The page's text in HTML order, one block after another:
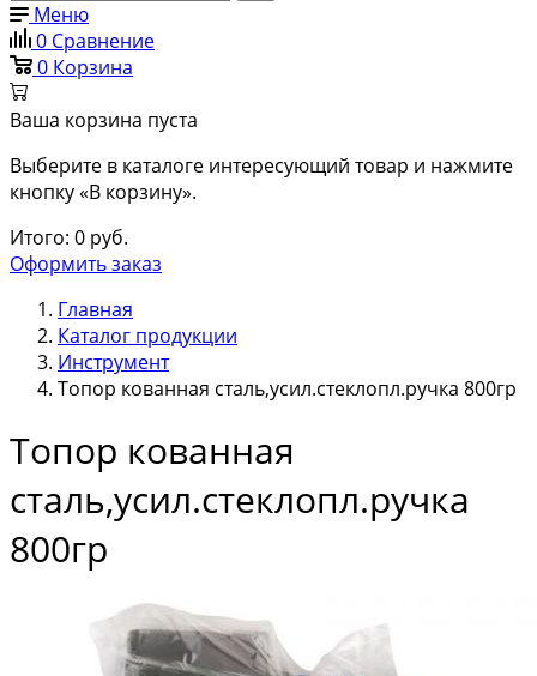
Меню
0 Сравнение
0 Корзина
Ваша корзина пуста
Выберите в каталоге интересующий товар и нажмите
кнопку «В корзину».
Итого: 0 руб.
Оформить заказ
Главная
Каталог продукции
Инструмент
Топор кованная сталь,усил.стеклопл.ручка 800гр
Топор кованная
сталь,усил.стеклопл.ручка
800гр